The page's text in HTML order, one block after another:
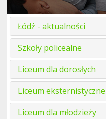
Łódź - aktualności
Szkoły policealne
Liceum dla dorosłych
Liceum eksternistyczne
Liceum dla młodzieży